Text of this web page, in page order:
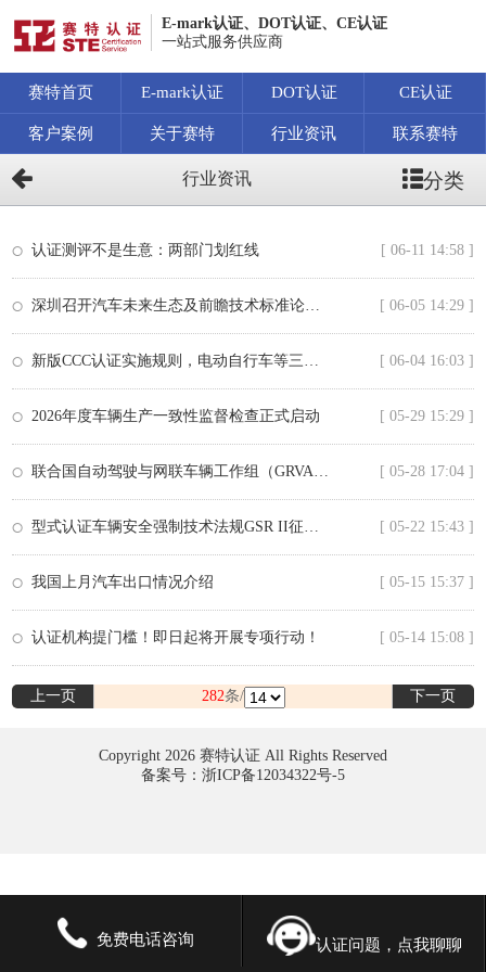
E-mark认证、DOT认证、CE认证
一站式服务供应商
赛特首页 E-mark认证 DOT认证 CE认证
客户案例 关于赛特 行业资讯 联系赛特
行业资讯 分类
认证测评不是生意：两部门划红线 [ 06-11 14:58 ]
[ 06-05 14:29 ]
[ 06-04 16:03 ]
2026年度车辆生产一致性监督检查正式启动 [ 05-29 15:29 ]
[ 05-28 17:04 ]
[ 05-22 15:43 ]
我国上月汽车出口情况介绍 [ 05-15 15:37 ]
认证机构提门槛！即日起将开展专项行动！ [ 05-14 15:08 ]
上一页 282条/ 下一页
Copyright 2026 赛特认证 All Rights Reserved
备案号：浙ICP备12034322号-5
免费电话咨询 认证问题，点我聊聊